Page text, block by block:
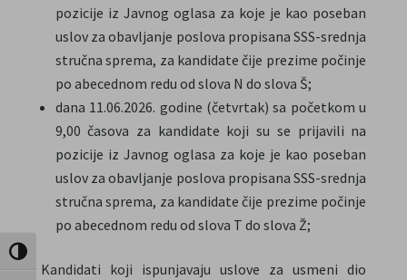
Uključi / isključi visoki kontrast
pozicije iz Javnog oglasa za koje je kao poseban
uslov za obavljanje poslova propisana SSS-srednja
stručna sprema, za kandidate čije prezime počinje
po abecednom redu od slova N do slova Š;
dana 11.06.2026. godine (četvrtak) sa početkom u
9,00 časova za kandidate koji su se prijavili na
pozicije iz Javnog oglasa za koje je kao poseban
uslov za obavljanje poslova propisana SSS-srednja
stručna sprema, za kandidate čije prezime počinje
po abecednom redu od slova T do slova Ž;
Kandidati koji ispunjavaju uslove za usmeni dio